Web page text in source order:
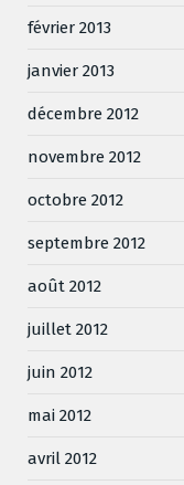
février 2013
janvier 2013
décembre 2012
novembre 2012
octobre 2012
septembre 2012
août 2012
juillet 2012
juin 2012
mai 2012
avril 2012